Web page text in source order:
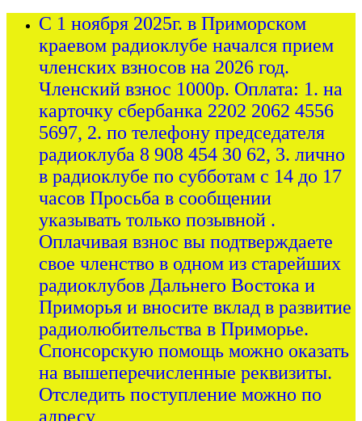
С 1 ноября 2025г. в Приморском
краевом радиоклубе начался прием
членских взносов на 2026 год.
Членский взнос 1000р. Оплата: 1. на
карточку сбербанка 2202 2062 4556
5697, 2. по телефону председателя
радиоклуба 8 908 454 30 62, 3. лично
в радиоклубе по субботам с 14 до 17
часов Просьба в сообщении
указывать только позывной .
Оплачивая взнос вы подтверждаете
свое членство в одном из старейших
радиоклубов Дальнего Востока и
Приморья и вносите вклад в развитие
радиолюбительства в Приморье.
Спонсорскую помощь можно оказать
на вышеперечисленные реквизиты.
Отследить поступление можно по
адресу